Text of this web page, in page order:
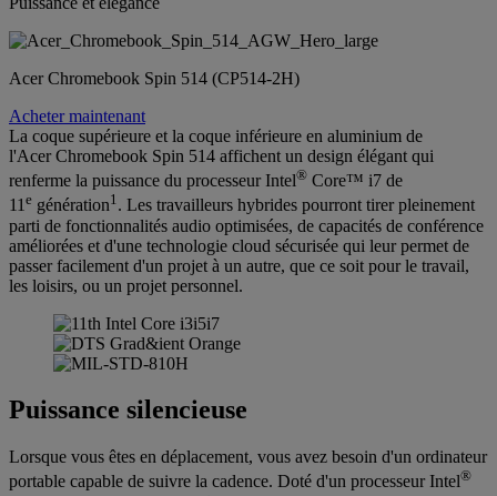
Acer Chromebook Spin 514 (CP514-2H)
Acheter maintenant
La coque supérieure et la coque inférieure en aluminium de
l'Acer Chromebook Spin 514 affichent un design élégant qui
renferme la puissance du processeur Intel® Core™ i7 de
11e génération1. Les travailleurs hybrides pourront tirer pleinement
parti de fonctionnalités audio optimisées, de capacités de conférence
améliorées et d'une technologie cloud sécurisée qui leur permet de
passer facilement d'un projet à un autre, que ce soit pour le travail,
les loisirs, ou un projet personnel.
Puissance silencieuse
Lorsque vous êtes en déplacement, vous avez besoin d'un ordinateur
portable capable de suivre la cadence. Doté d'un processeur Intel®